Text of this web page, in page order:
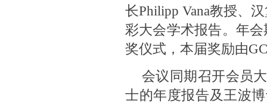
长Philipp Vana教授、
彩大会学术报告。年
奖仪式，本届奖励由
会议同期召开会员
士的年度报告及王波